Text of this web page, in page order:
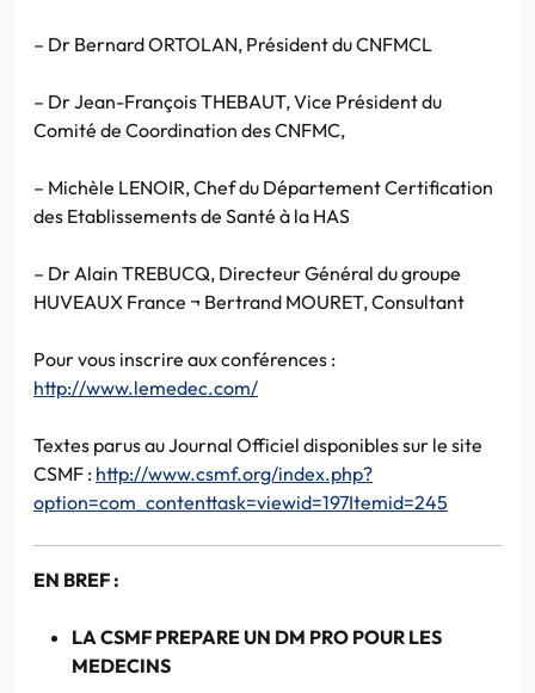
– Dr Bernard ORTOLAN, Président du CNFMCL
– Dr Jean-François THEBAUT, Vice Président du
Comité de Coordination des CNFMC,
– Michèle LENOIR, Chef du Département Certification
des Etablissements de Santé à la HAS
– Dr Alain TREBUCQ, Directeur Général du groupe
HUVEAUX France ¬ Bertrand MOURET, Consultant
Pour vous inscrire aux conférences :
http://www.lemedec.com/
Textes parus au Journal Officiel disponibles sur le site
CSMF : http://www.csmf.org/index.php?
option=com_contenttask=viewid=197Itemid=245
EN BREF :
LA CSMF PREPARE UN DM PRO POUR LES
MEDECINS